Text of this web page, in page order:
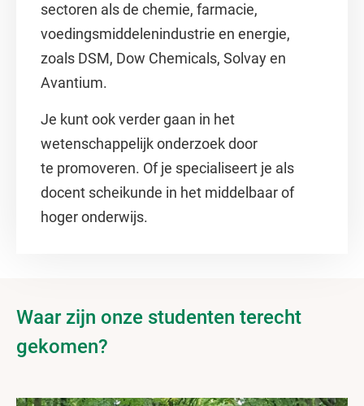
sectoren als de chemie, farmacie,
voedingsmiddelenindustrie en energie,
zoals DSM, Dow Chemicals, Solvay en
Avantium.
Je kunt ook verder gaan in het
wetenschappelijk onderzoek door
te promoveren. Of je specialiseert je als
docent scheikunde in het middelbaar of
hoger onderwijs.
Waar zijn onze studenten terecht
gekomen?